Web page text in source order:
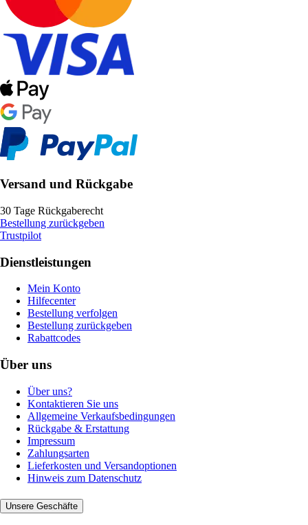
Versand und Rückgabe
30 Tage Rückgaberecht
Bestellung zurückgeben
Trustpilot
Dienstleistungen
Mein Konto
Hilfecenter
Bestellung verfolgen
Bestellung zurückgeben
Rabattcodes
Über uns
Über uns?
Kontaktieren Sie uns
Allgemeine Verkaufsbedingungen
Rückgabe & Erstattung
Impressum
Zahlungsarten
Lieferkosten und Versandoptionen
Hinweis zum Datenschutz
Unsere Geschäfte